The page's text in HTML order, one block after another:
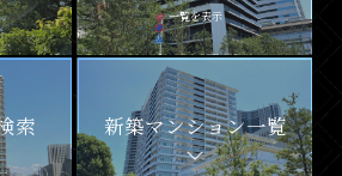
一覧を表示
索 新築マンション一覧